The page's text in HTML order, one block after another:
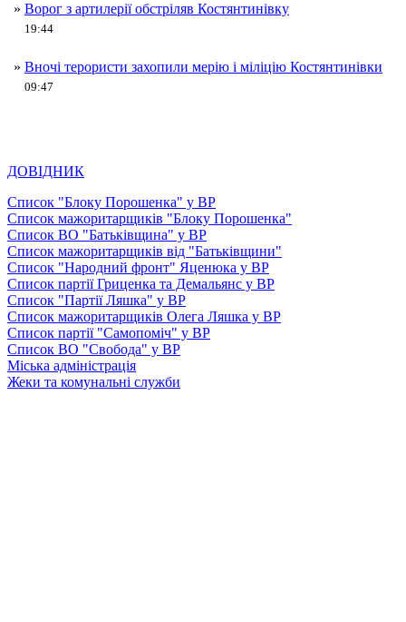
» Ворог з артилерії обстріляв Костянтинівку
19:44
» Вночі терористи захопили мерію і міліцію Костянтинівки
09:47
ДОВІДНИК
Список "Блоку Порошенка" у ВР
Список мажоритарщиків "Блоку Порошенка"
Список ВО "Батьківщина" у ВР
Список мажоритарщиків від "Батьківщини"
Список "Народний фронт" Яценюка у ВР
Список партії Гриценка та Демальянс у ВР
Список "Партії Ляшка" у ВР
Список мажоритарщиків Олега Ляшка у ВР
Список партії "Самопоміч" у ВР
Список ВО "Свобода" у ВР
Міська адміністрація
Жеки та комунальні служби